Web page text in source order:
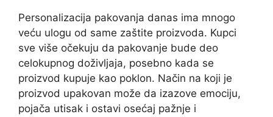
Personalizacija pakovanja danas ima mnogo
veću ulogu od same zaštite proizvoda. Kupci
sve više očekuju da pakovanje bude deo
celokupnog doživljaja, posebno kada se
proizvod kupuje kao poklon. Način na koji je
proizvod upakovan može da izazove emociju,
pojača utisak i ostavi osećaj pažnje i